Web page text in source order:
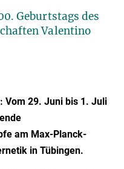
Geburtstags des
Valentino
Vom 29. Juni bis 1. Juli
am Max-Planck-
in Tübingen.